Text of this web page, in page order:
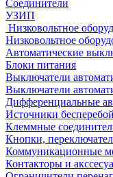
Соединители
УЗИП
Низковольтное
Низковольтное
Автоматические
Блоки питания
Выключатели
Выключатели
Дифференциальные
Источники
Клеммные
Кнопки,
Коммуникационные
Контакторы и